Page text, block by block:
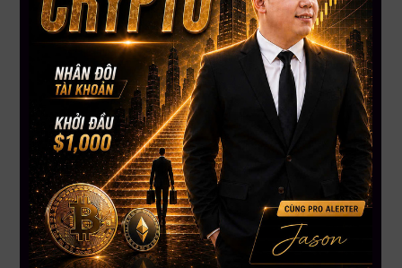
Bitcoin: từ khung pháp lý, hoạt động tích lũy khổng lồ, tới rủi
ro an ninh và xu hướng dòng vốn đại chúng lẫn doanh nghiệp
tìm kiếm lợi nhuận mới. Crypto tiếp tục khẳng định vị thế
trong cả lĩnh vực tài chính truyền thống và DeFi.
Nguồn: Tổng hợp
——————–
MAU BUI FINANCE– Với sứ mệnh giúp hàng triệu người Việt
toàn cầu hiểu biết hơn về đầu tư tài chánh
Hotline: 866.212.3389
MauBuiFinance.com
Tham gia Discord VIP Group
tại đây